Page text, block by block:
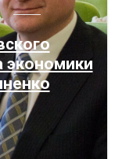
экономики